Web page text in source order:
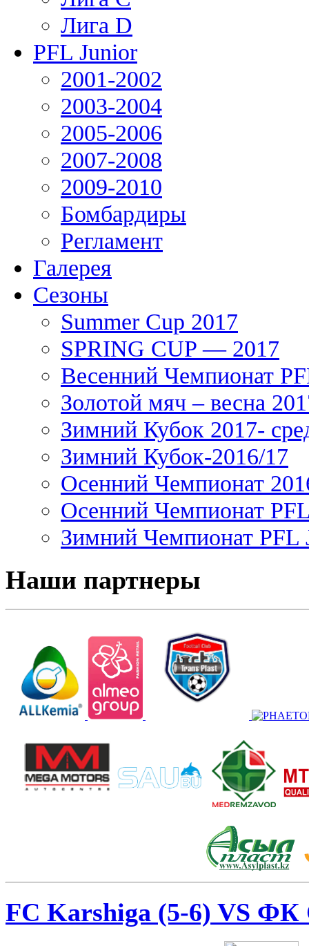
Лига D
PFL Junior
2001-2002
2003-2004
2005-2006
2007-2008
2009-2010
Бомбардиры
Регламент
Галерея
Сезоны
Summer Cup 2017
SPRING CUP — 2017
Весенний Чемпионат
Золотой мяч – весна
Зимний Кубок 2017-
Зимний Кубок-2016/17
Осенний Чемпионат
Осенний Чемпионат
Зимний Чемпионат PFL
Наши партнеры
FC Karshiga (5-6) VS